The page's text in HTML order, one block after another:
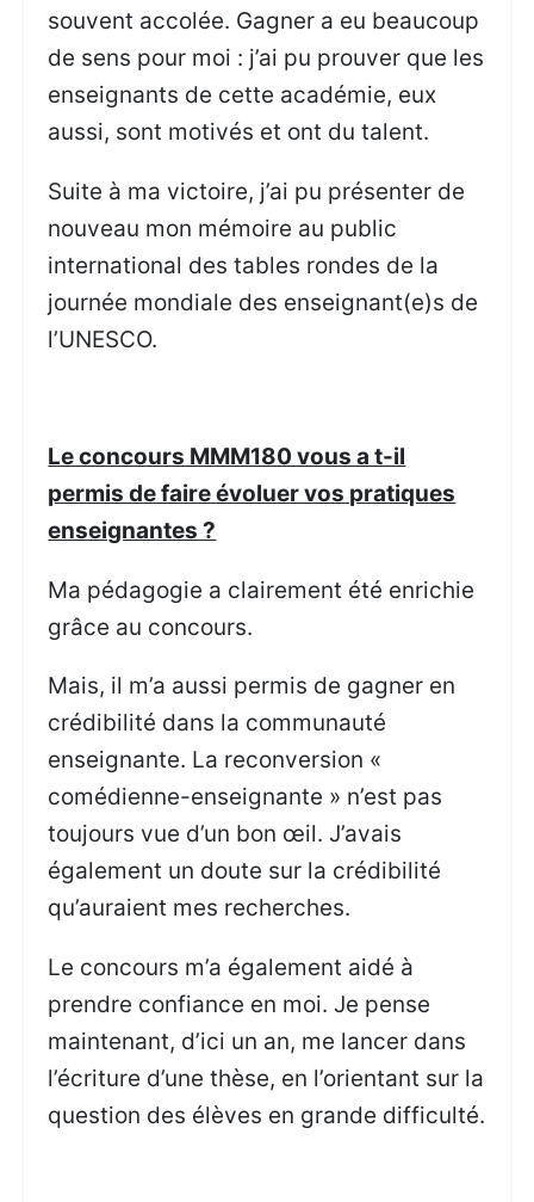
souvent accolée. Gagner a eu beaucoup
de sens pour moi : j’ai pu prouver que les
enseignants de cette académie, eux
aussi, sont motivés et ont du talent.
Suite à ma victoire, j’ai pu présenter de
nouveau mon mémoire au public
international des tables rondes de la
journée mondiale des enseignant(e)s de
l’UNESCO.
Le concours MMM180 vous a t-il
permis de faire évoluer vos pratiques
enseignantes ?
Ma pédagogie a clairement été enrichie
grâce au concours.
Mais, il m’a aussi permis de gagner en
crédibilité dans la communauté
enseignante. La reconversion «
comédienne-enseignante » n’est pas
toujours vue d’un bon œil. J’avais
également un doute sur la crédibilité
qu’auraient mes recherches.
Le concours m’a également aidé à
prendre confiance en moi. Je pense
maintenant, d’ici un an, me lancer dans
l’écriture d’une thèse, en l’orientant sur la
question des élèves en grande difficulté.